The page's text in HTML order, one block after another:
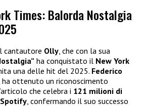
Times: Balorda Nostalgia
cantautore Olly, che con la sua
ha conquistato il New York
una delle hit del 2025. Federico
ha ottenuto un riconoscimento
che celebra i 121 milioni di
Spotify, confermando il suo successo